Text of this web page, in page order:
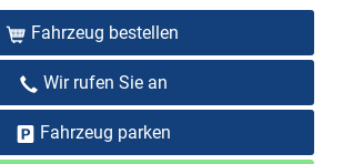
Fahrzeug bestellen
Wir rufen Sie an
Fahrzeug parken